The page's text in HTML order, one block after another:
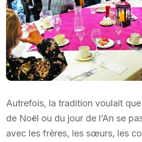
Autrefois, la tradition voulait
de Noël ou du jour de l’An se
avec les frères, les sœurs, les